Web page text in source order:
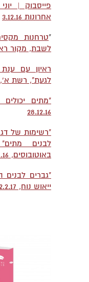
אחרונות 3.12.16
"טרחנות
לשבת, מקור ראשון
ראיון עם
לגעת", רשת א', 7.1
"מתים
28.12.16
"רשימות של
לבנים
באוטובוסים, 29.1.16
"גברים
ייאוש נוח, 12.2.17